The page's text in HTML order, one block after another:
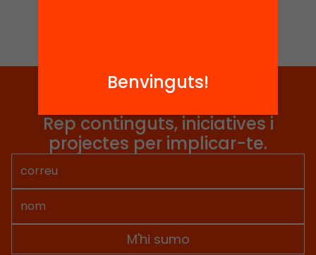
Rep continguts, iniciatives i
projectes per implicar-te.
Benvinguts!